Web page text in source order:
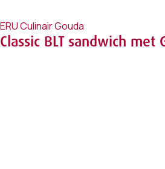
ERU Culinair Gouda
Classic BLT sandwich met